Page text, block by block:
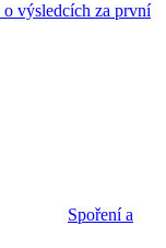
výsledcích za první
Spoření a